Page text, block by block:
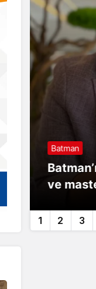
Batman
ve
1 2 3